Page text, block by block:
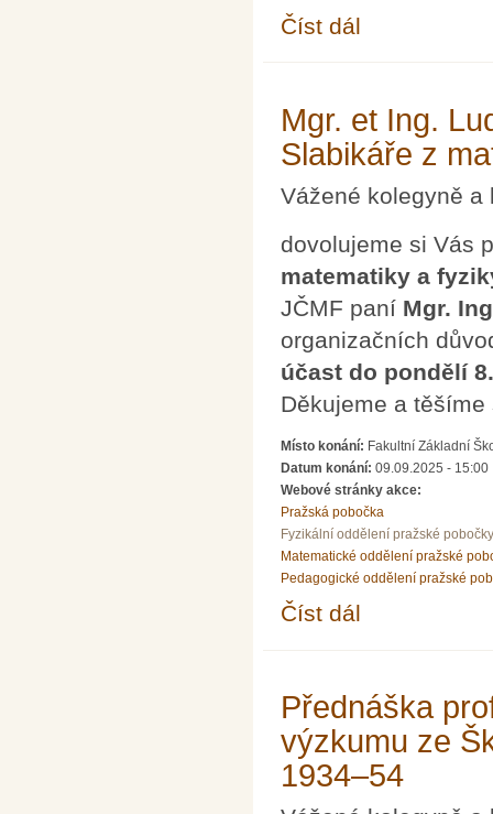
Číst dál
Mgr. et Ing.
Slabikáře z
Vážené kolegyně a
dovolujeme si Vás
matematiky a
JČMF paní Mgr.
organizačních
účast do pondělí
Děkujeme a těšíme
Místo konání: Fakultní Základní
Datum konání: 09.09.2025 - 15:00
Webové stránky akce:
Pražská pobočka
Fyzikální oddělení pražské pobočky
Matematické oddělení pražské
Pedagogické oddělení pražské
Číst dál
Přednáška
výzkumu ze
1934–54